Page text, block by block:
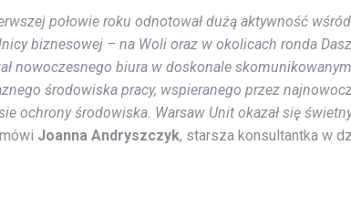
połowie roku odnotował dużą aktywność
biznesowej – na Woli oraz w okolicach ronda
nowoczesnego biura w doskonale
środowiska pracy, wspieranego przez
ochrony środowiska. Warsaw Unit okazał się
Joanna Andryszczyk, starsza konsultantka w